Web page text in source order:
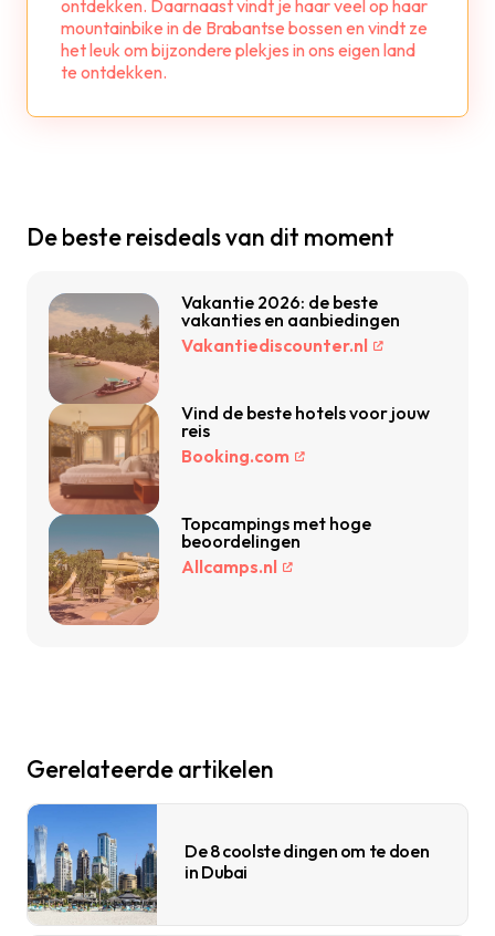
ontdekken. Daarnaast vindt je haar veel op haar
mountainbike in de Brabantse bossen en vindt ze
het leuk om bijzondere plekjes in ons eigen land
te ontdekken.
De beste reisdeals van dit moment
Vakantie 2026: de beste
vakanties en aanbiedingen
Vakantiediscounter.nl
Vind de beste hotels voor jouw
reis
Booking.com
Topcampings met hoge
beoordelingen
Allcamps.nl
Gerelateerde artikelen
De 8 coolste dingen om te doen
in Dubai